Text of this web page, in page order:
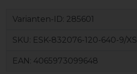
Varianten-ID: 285601
SKU: ESK-832076-120-640-9/XS
EAN: 4065973099648